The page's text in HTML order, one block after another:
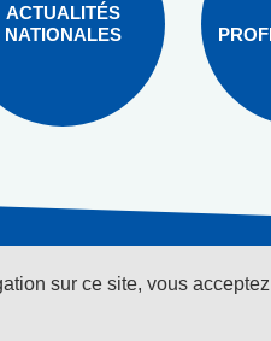
sur ce site, vous
ACTUALITÉS
NATIONALES
Suivez-